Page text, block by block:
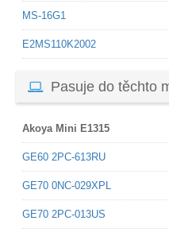
MS-16G1
E2MS110K2002
Pasuje do těchto
Akoya Mini E1315
GE60 2PC-613RU
GE70 0NC-029XPL
GE70 2PC-013US